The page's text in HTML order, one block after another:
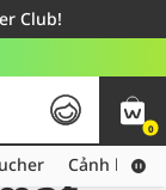
Club!
249,000Đ
Hồ Chí Minh
0
Cảnh báo